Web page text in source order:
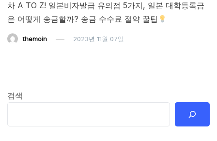
차 A TO Z! 일본비자발급 유의점 5가지, 일본 대학등록금
은 어떻게 송금할까? 송금 수수료 절약 꿀팁
themoin 2023년 11월 07일
검색